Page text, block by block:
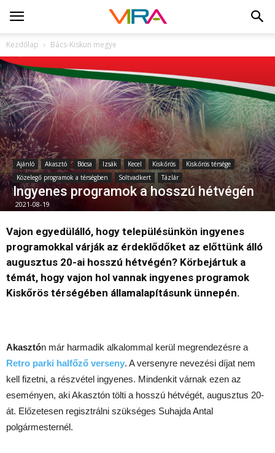
Kezdőlap Bács-Kiskun megye
Ajánló Akasztó Bócsa Izsák Kecel Kiskőrös
Kiskőrös térsége
Közelegő programok a térségben
Soltvadkert Tázlár
Ingyenes programok a hosszú hétvégén
2021-08-19
Vajon egyedülálló, hogy településünkön ingyenes
programokkal várják az érdeklődőket az előttünk álló
augusztus 20-ai hosszú hétvégén? Körbejártuk a
témát, hogy vajon hol vannak ingyenes programok
Kiskőrös térségében államalapításunk ünnepén.
Akasztón már harmadik alkalommal kerül megrendezésre a
Retro parki halfőző verseny. A versenyre nevezési díjat nem
kell fizetni, a részvétel ingyenes. Mindenkit várnak ezen az
eseményen, aki Akasztón tölti a hosszú hétvégét, augusztus 20-
át. Előzetesen regisztrálni szükséges Suhajda Antal
polgármesternél.